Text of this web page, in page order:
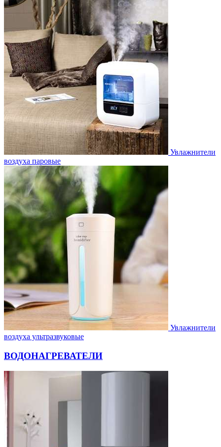
Увлажнители
воздуха паровые
Увлажнители
воздуха ультразвуковые
ВОДОНАГРЕВАТЕЛИ